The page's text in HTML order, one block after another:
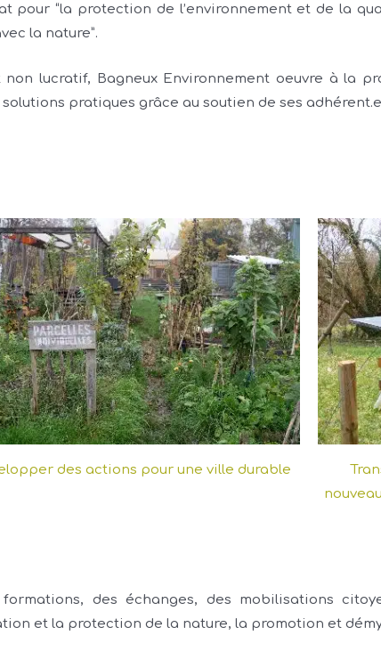
pour “la protection de l’environnement et de la
la nature”.
lucratif, Bagneux Environnement oeuvre à la
pratiques grâce au soutien de ses
des actions pour une ville durable
des échanges, des mobilisations
et la protection de la nature, la promotion et